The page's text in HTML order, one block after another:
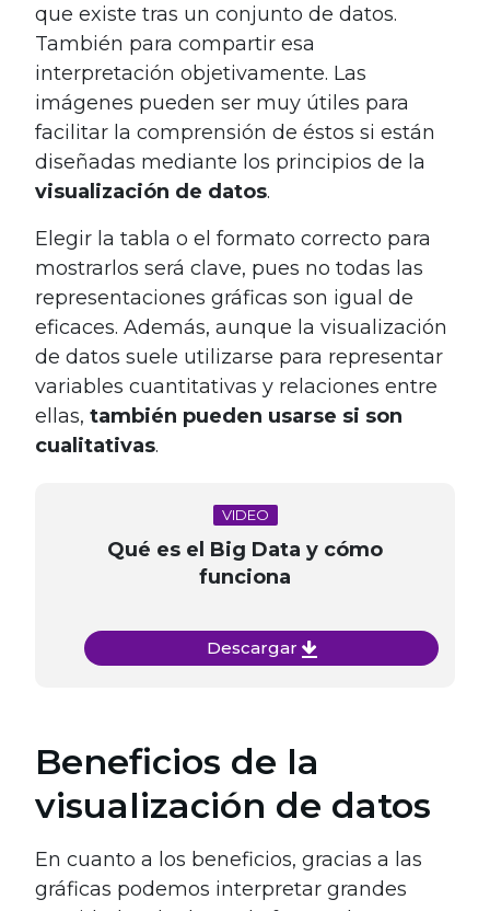
que existe tras un conjunto de datos.
También para compartir esa
interpretación objetivamente. Las
imágenes pueden ser muy útiles para
facilitar la comprensión de éstos si están
diseñadas mediante los principios de la
visualización de datos.
Elegir la tabla o el formato correcto para
mostrarlos será clave, pues no todas las
representaciones gráficas son igual de
eficaces. Además, aunque la visualización
de datos suele utilizarse para representar
variables cuantitativas y relaciones entre
ellas, también pueden usarse si son
cualitativas.
VIDEO
Qué es el Big Data y cómo
funciona
Descargar
Beneficios de la
visualización de datos
En cuanto a los beneficios, gracias a las
gráficas podemos interpretar grandes